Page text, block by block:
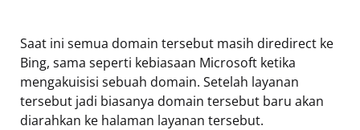
Saat ini semua domain tersebut masih diredirect ke
Bing, sama seperti kebiasaan Microsoft ketika
mengakuisisi sebuah domain. Setelah layanan
tersebut jadi biasanya domain tersebut baru akan
diarahkan ke halaman layanan tersebut.